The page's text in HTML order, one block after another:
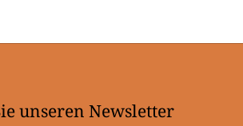
unseren Newsletter